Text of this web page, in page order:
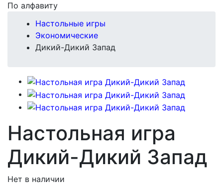
По алфавиту
Настольные игры
Экономические
Дикий-Дикий Запад
Настольная игра
Дикий-Дикий Запад
Нет в наличии